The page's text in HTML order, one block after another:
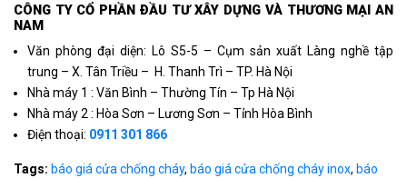
CÔNG TY CỔ PHẦN ÐẦU TƯ XÂY DỰNG VÀ THƯƠNG MẠI AN
NAM
Văn phòng đại diện: Lô S5-5 – Cụm sản xuất Làng nghề tập
trung – X. Tân Triều – H. Thanh Trì – TP. Hà Nội
Nhà máy 1 : Văn Bình – Thường Tín – Tp Hà Nội
Nhà máy 2 : Hòa Sơn – Lương Sơn – Tỉnh Hòa Bình
Điện thoại: 0911 301 866
Tags: báo giá cửa chống cháy, báo giá cửa chống cháy inox, báo